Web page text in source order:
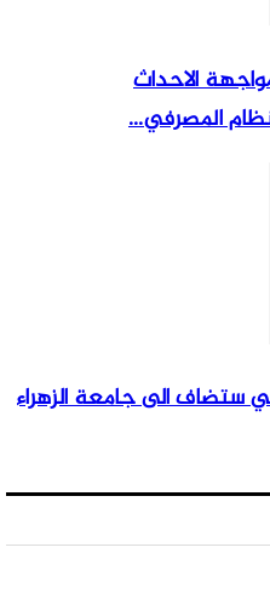
الاحداث
المصرفي...
ستضاف الى جامعة الزهراء